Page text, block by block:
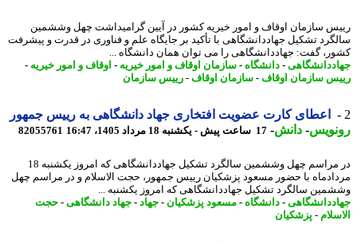
سازمان اوقاف و امور خیریه کشور در آیین گرامیداشت چهل وششمین
تشکیل جهاددانشگاهی با تأکید بر جایگاه علم و فناوری در قدرت و پیشرفت
گفت: جهاددانشگاهی را می توان همان دانشگاه ...
-دانشگاه-سازمان اوقاف و امور خیریه- اوقاف و امور خیریه-
سازمان اوقاف-سازمان اوقاف-رییس سازمان
اعطای کارت عضویت افتخاری جهاد دانشگاهی به رییس جمهور
-دانش -17 ساعت پیش - یکشنبه 18 مرداد 1405، 16:47 82055761
در مراسم چهل وششمین سالگرد تشکیل جهاددانشگاهی که امروز یکشنبه 18
با حضور مسعود پزشکیان رییس جمهور، حجت الاسلام و در مراسم چهل
سالگرد تشکیل جهاددانشگاهی که امروز یکشنبه ...
-دانشگاه-مسعود پزشکیان-جهاد -جهاد دانشگاهی-حجت
-پزشکیان